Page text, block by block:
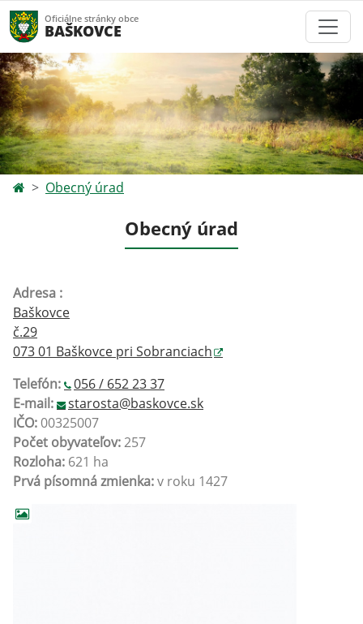
Oficiálne stránky obce
BAŠKOVCE
Obecný úrad
Obecný úrad
Adresa :
Baškovce
č.29
073 01 Baškovce pri Sobranciach
Telefón:
056 / 652 23 37
E-mail:
starosta@baskovce.sk
IČO:00325007
Počet obyvateľov:257
Rozloha: 621 ha
Prvá písomná zmienka:v roku 1427